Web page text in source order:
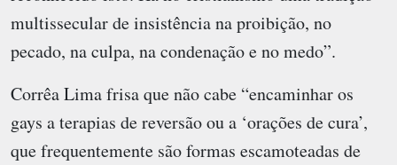
multissecular de insistência na proibição, no
pecado, na culpa, na condenação e no medo”.
Corrêa Lima frisa que não cabe “encaminhar os
gays a terapias de reversão ou a ‘orações de cura’,
que frequentemente são formas escamoteadas de